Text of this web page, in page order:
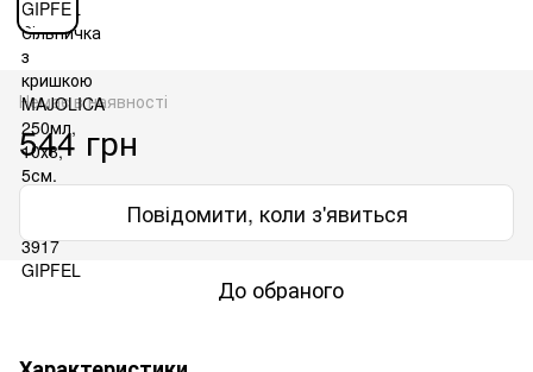
Немає в наявності
544 грн
Повідомити, коли з'явиться
До обраного